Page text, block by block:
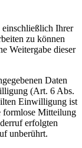
Ihrer
zu können
Weitergabe dieser
Daten
(Art. 6 Abs.
Einwilligung ist
formlose Mitteilung
erfolgten
unberührt.